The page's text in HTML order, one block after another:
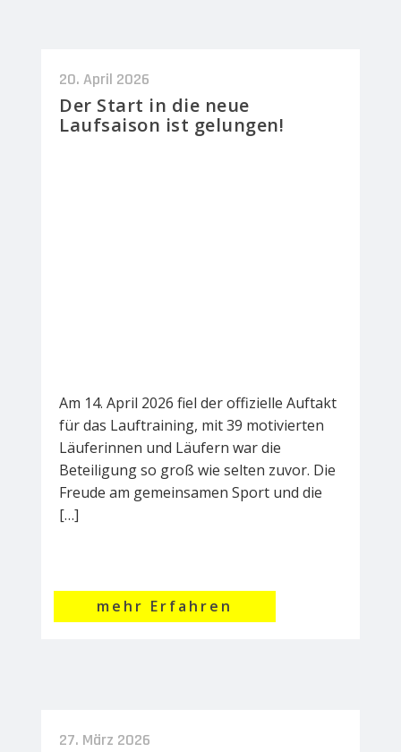
20. April 2026
Der Start in die neue
Laufsaison ist gelungen!
Am 14. April 2026 fiel der offizielle Auftakt
für das Lauftraining, mit 39 motivierten
Läuferinnen und Läufern war die
Beteiligung so groß wie selten zuvor. Die
Freude am gemeinsamen Sport und die
[…]
mehr Erfahren
27. März 2026